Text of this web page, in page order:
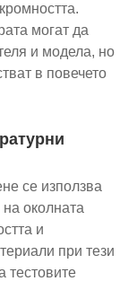
могат да
и модела, но
в повечето
се използва
околната
и
при тези
тестовите